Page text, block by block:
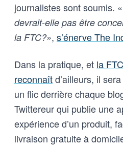
journalistes sont soumis. «
devrait-elle pas être
la FTC?», s’énerve The
Dans la pratique, et la
reconnaîtd’ailleurs, il
un flic derrière chaque
Twittereur qui publie une
expérience d’un produit,
livraison gratuite à